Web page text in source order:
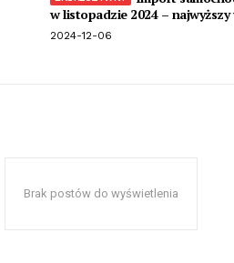
w listopadzie 2024 –
2024-12-06
Brak postów do wyświetlenia